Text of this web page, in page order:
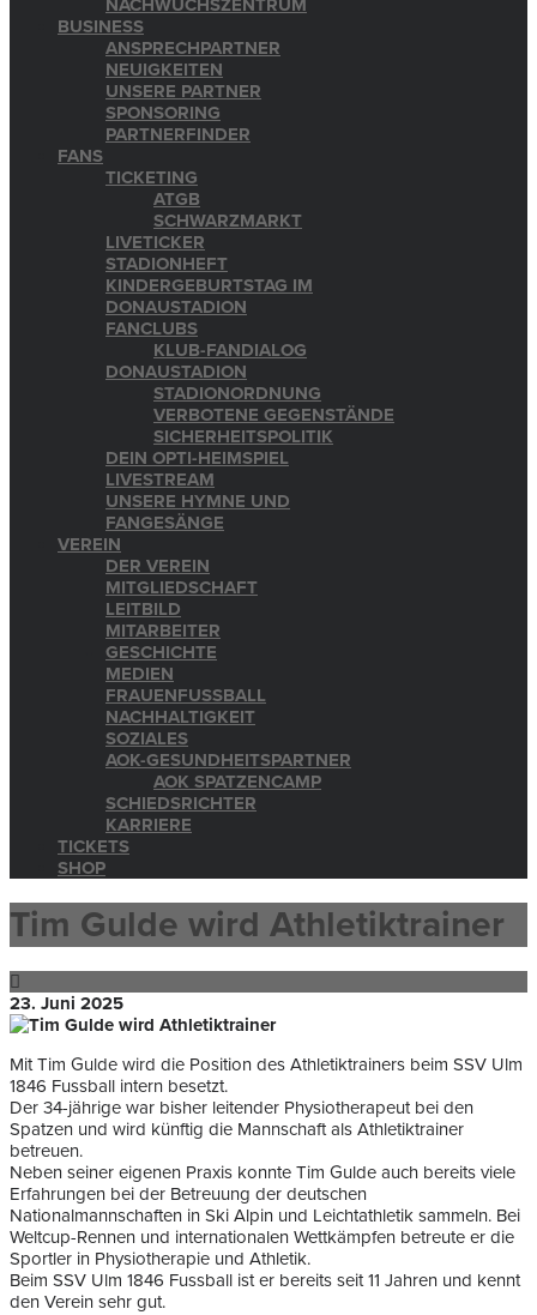
NACHWUCHSZENTRUM
BUSINESS
ANSPRECHPARTNER
NEUIGKEITEN
UNSERE PARTNER
SPONSORING
PARTNERFINDER
FANS
TICKETING
ATGB
SCHWARZMARKT
LIVETICKER
STADIONHEFT
KINDERGEBURTSTAG IM
DONAUSTADION
FANCLUBS
KLUB-FANDIALOG
DONAUSTADION
STADIONORDNUNG
VERBOTENE GEGENSTÄNDE
SICHERHEITSPOLITIK
DEIN OPTI-HEIMSPIEL
LIVESTREAM
UNSERE HYMNE UND
FANGESÄNGE
VEREIN
DER VEREIN
MITGLIEDSCHAFT
LEITBILD
MITARBEITER
GESCHICHTE
MEDIEN
FRAUENFUSSBALL
NACHHALTIGKEIT
SOZIALES
AOK-GESUNDHEITSPARTNER
AOK SPATZENCAMP
SCHIEDSRICHTER
KARRIERE
TICKETS
SHOP
Tim Gulde wird Athletiktrainer
23. Juni 2025
Mit Tim Gulde wird die Position des Athletiktrainers beim SSV Ulm
1846 Fussball intern besetzt.
Der 34-jährige war bisher leitender Physiotherapeut bei den
Spatzen und wird künftig die Mannschaft als Athletiktrainer
betreuen.
Neben seiner eigenen Praxis konnte Tim Gulde auch bereits viele
Erfahrungen bei der Betreuung der deutschen
Nationalmannschaften in Ski Alpin und Leichtathletik sammeln. Bei
Weltcup-Rennen und internationalen Wettkämpfen betreute er die
Sportler in Physiotherapie und Athletik.
Beim SSV Ulm 1846 Fussball ist er bereits seit 11 Jahren und kennt
den Verein sehr gut.